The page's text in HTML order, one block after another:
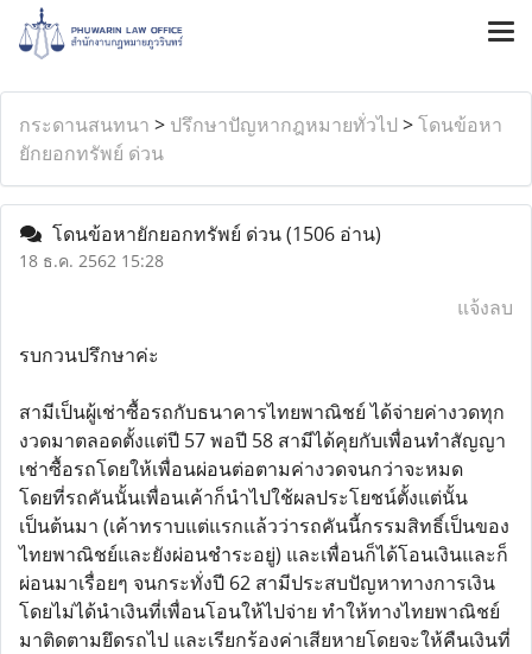
กระดานสนทนา > ปรึกษาปัญหากฎหมายทั่วไป >โดนข้อหา
ยักยอกทรัพย์ ด่วน
โดนข้อหายักยอกทรัพย์ ด่วน(1506 อ่าน)
18 ธ.ค. 2562 15:28
แจ้งลบ
รบกวนปรึกษาค่ะ
สามีเป็นผู้เช่าซื้อรถกับธนาคารไทยพาณิชย์ ได้จ่ายค่างวดทุก
งวดมาตลอดตั้งแต่ปี 57 พอปี 58 สามีได้คุยกับเพื่อนทำสัญญา
เช่าซื้อรถโดยให้เพื่อนผ่อนต่อตามค่างวดจนกว่าจะหมด
โดยที่รถคันนั้นเพื่อนเค้าก็นำไปใช้ผลประโยชน์ตั้งแต่นั้น
เป็นต้นมา (เค้าทราบแต่แรกแล้วว่ารถคันนี้กรรมสิทธิ์เป็นของ
ไทยพาณิชย์และยังผ่อนชำระอยู่) และเพื่อนก็ได้โอนเงินและก็
ผ่อนมาเรื่อยๆ จนกระทั่งปี 62 สามีประสบปัญหาทางการเงิน
โดยไม่ได้นำเงินที่เพื่อนโอนให้ไปจ่าย ทำให้ทางไทยพาณิชย์
มาติดตามยึดรถไป และเรียกร้องค่าเสียหายโดยจะให้คืนเงินที่